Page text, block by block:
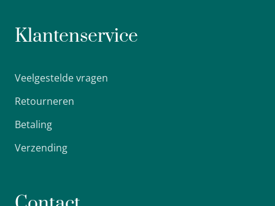
Klantenservice
Veelgestelde vragen
Retourneren
Betaling
Verzending